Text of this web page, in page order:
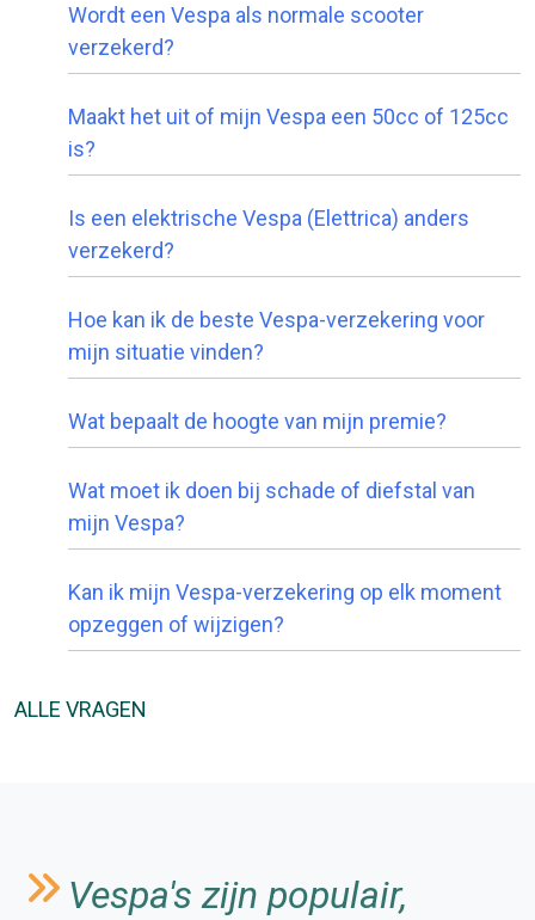
Wordt een Vespa als normale scooter
verzekerd?
Maakt het uit of mijn Vespa een 50cc of 125cc
is?
Is een elektrische Vespa (Elettrica) anders
verzekerd?
Hoe kan ik de beste Vespa-verzekering voor
mijn situatie vinden?
Wat bepaalt de hoogte van mijn premie?
Wat moet ik doen bij schade of diefstal van
mijn Vespa?
Kan ik mijn Vespa-verzekering op elk moment
opzeggen of wijzigen?
ALLE VRAGEN
Vespa's zijn populair,